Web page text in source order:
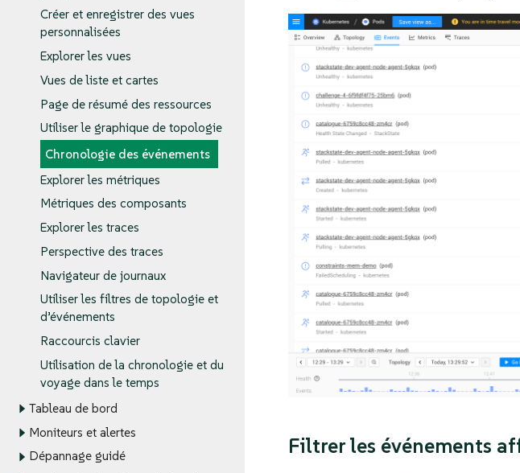
Créer et enregistrer des vues
personnalisées
Explorer les vues
Vues de liste et cartes
Page de résumé des ressources
Utiliser le graphique de topologie
Chronologie des événements
Explorer les métriques
Métriques des composants
Explorer les traces
Perspective des traces
Navigateur de journaux
Utiliser les filtres de topologie et
d’événements
Raccourcis clavier
Utilisation de la chronologie et du
voyage dans le temps
Tableau de bord
Moniteurs et alertes
Dépannage guidé
Filtrer les événements